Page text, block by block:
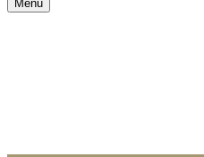
Menu